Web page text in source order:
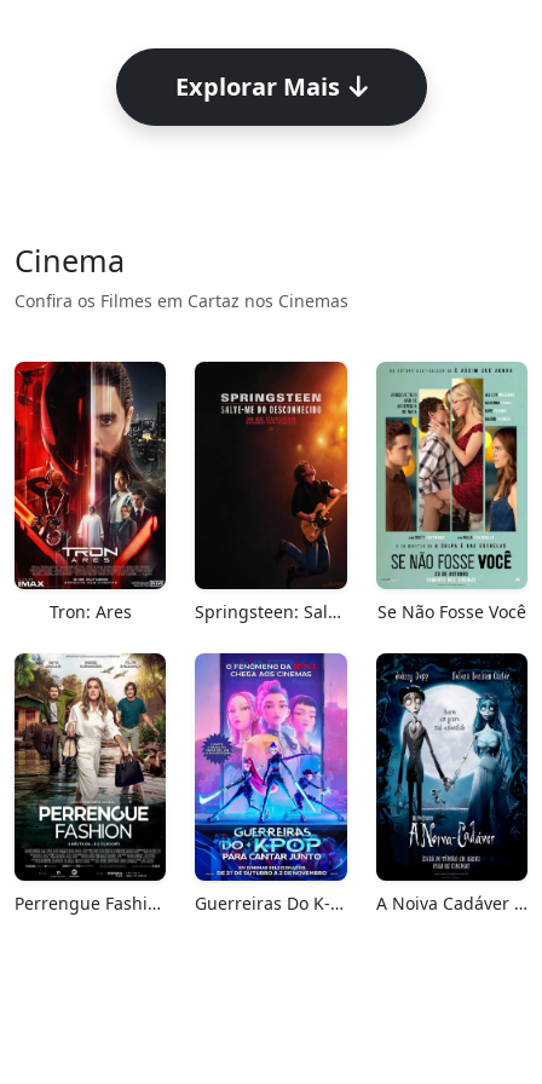
Explorar Mais
Cinema
Confira os Filmes em Cartaz nos Cinemas
Tron: Ares Springsteen: Salve-me Do Desconhecido Se Não Fosse Você
Perrengue Fashion Guerreiras Do K-Pop: Para Cantar Junto A Noiva Cadáver (Relançamento)